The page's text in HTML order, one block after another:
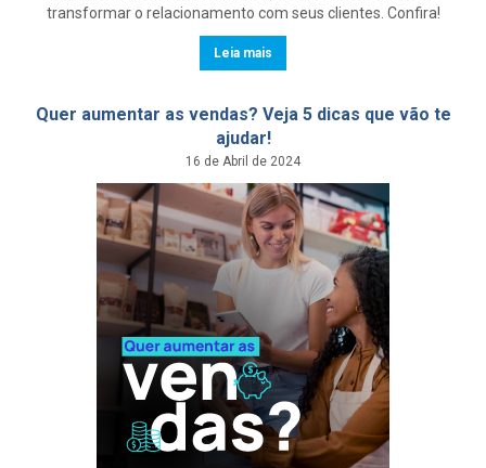
transformar o relacionamento com seus clientes. Confira!
Leia mais
Quer aumentar as vendas? Veja 5 dicas que vão te
ajudar!
16 de Abril de 2024